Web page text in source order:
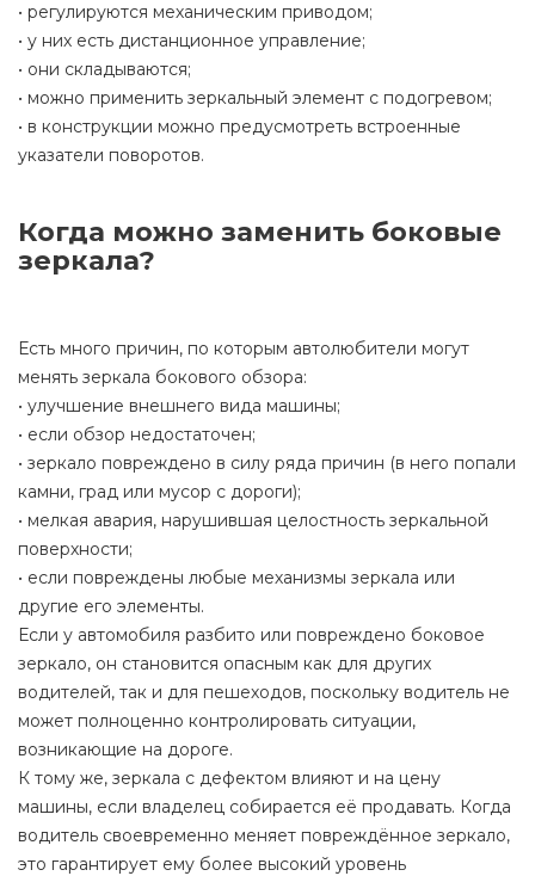
• регулируются механическим приводом;
• у них есть дистанционное управление;
• они складываются;
• можно применить зеркальный элемент с подогревом;
• в конструкции можно предусмотреть встроенные
указатели поворотов.
Когда можно заменить боковые
зеркала?
Есть много причин, по которым автолюбители могут
менять зеркала бокового обзора:
• улучшение внешнего вида машины;
• если обзор недостаточен;
• зеркало повреждено в силу ряда причин (в него попали
камни, град или мусор с дороги);
• мелкая авария, нарушившая целостность зеркальной
поверхности;
• если повреждены любые механизмы зеркала или
другие его элементы.
Если у автомобиля разбито или повреждено боковое
зеркало, он становится опасным как для других
водителей, так и для пешеходов, поскольку водитель не
может полноценно контролировать ситуации,
возникающие на дороге.
К тому же, зеркала с дефектом влияют и на цену
машины, если владелец собирается её продавать. Когда
водитель своевременно меняет повреждённое зеркало,
это гарантирует ему более высокий уровень